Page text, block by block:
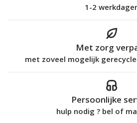
1-2
Met zorg
met zoveel mogelijk
Persoonlijke
hulp nodig ? bel of